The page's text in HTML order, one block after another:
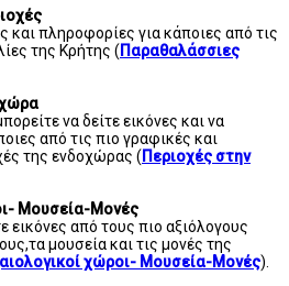
και πληροφορίες για κάποιες από τις
της Κρήτης (Παραθαλάσσιες
να δείτε εικόνες και να
από τις πιο γραφικές και
της ενδοχώρας (Περιοχές στην
Μουσεία-Μονές
εικόνες από τους πιο αξιόλογους
μουσεία και τις μονές της
χώροι- Μουσεία-Μονές).